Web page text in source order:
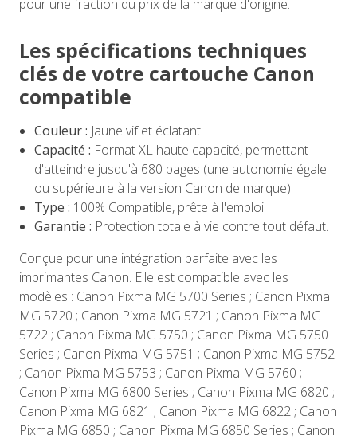
pour une fraction du prix de la marque d'origine.
Les spécifications techniques
clés de votre cartouche Canon
compatible
Couleur : Jaune vif et éclatant.
Capacité : Format XL haute capacité, permettant
d'atteindre jusqu'à 680 pages (une autonomie égale
ou supérieure à la version Canon de marque).
Type : 100% Compatible, prête à l'emploi.
Garantie : Protection totale à vie contre tout défaut.
Conçue pour une intégration parfaite avec les
imprimantes Canon. Elle est compatible avec les
modèles : Canon Pixma MG 5700 Series ; Canon Pixma
MG 5720 ; Canon Pixma MG 5721 ; Canon Pixma MG
5722 ; Canon Pixma MG 5750 ; Canon Pixma MG 5750
Series ; Canon Pixma MG 5751 ; Canon Pixma MG 5752
; Canon Pixma MG 5753 ; Canon Pixma MG 5760 ;
Canon Pixma MG 6800 Series ; Canon Pixma MG 6820 ;
Canon Pixma MG 6821 ; Canon Pixma MG 6822 ; Canon
Pixma MG 6850 ; Canon Pixma MG 6850 Series ; Canon